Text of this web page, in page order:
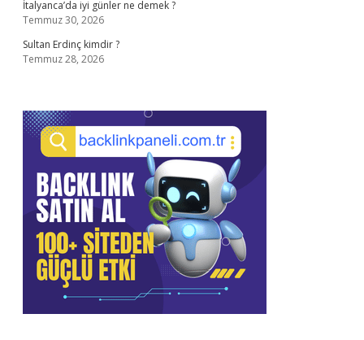
İtalyanca’da iyi günler ne demek ?
Temmuz 30, 2026
Sultan Erdinç kimdir ?
Temmuz 28, 2026